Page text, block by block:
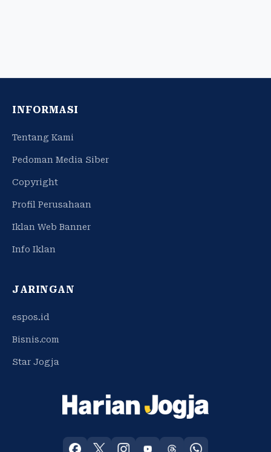
INFORMASI
Tentang Kami
Pedoman Media Siber
Copyright
Profil Perusahaan
Iklan Web Banner
Info Iklan
JARINGAN
espos.id
Bisnis.com
Star Jogja